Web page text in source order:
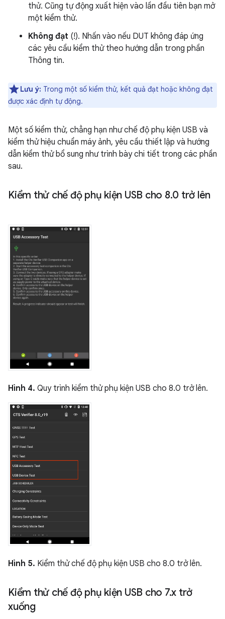
thử. Cũng tự động xuất hiện vào lần đầu tiên bạn mở
một kiểm thử.
Không đạt (!). Nhấn vào nếu DUT không đáp ứng
các yêu cầu kiểm thử theo hướng dẫn trong phần
Thông tin.
Lưu ý: Trong một số kiểm thử, kết quả đạt hoặc không đạt
được xác định tự động.
Một số kiểm thử, chẳng hạn như chế độ phụ kiện USB và
kiểm thử hiệu chuẩn máy ảnh, yêu cầu thiết lập và hướng
dẫn kiểm thử bổ sung như trình bày chi tiết trong các phần
sau.
Kiểm thử chế độ phụ kiện USB cho 8.0 trở lên
Hình 4. Quy trình kiểm thử phụ kiện USB cho 8.0 trở lên.
Hình 5. Kiểm thử chế độ phụ kiện USB cho 8.0 trở lên.
Kiểm thử chế độ phụ kiện USB cho 7.x trở
xuống